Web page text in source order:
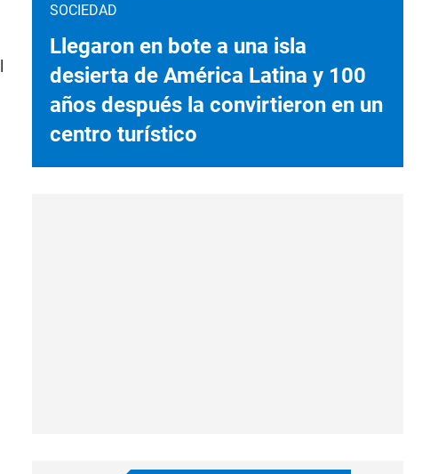
SOCIEDAD
Llegaron en bote a una isla
desierta de América Latina y 100
años después la convirtieron en un
centro turístico